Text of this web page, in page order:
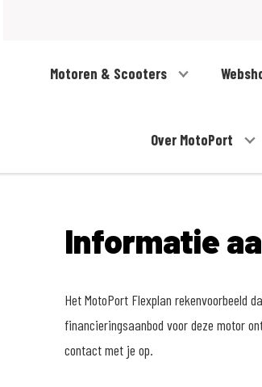
Motoren & Scooters
Over MotoPort
Informatie
Het MotoPort Flexplan rekenvoorbeeld
financieringsaanbod voor deze motor
contact met je op.